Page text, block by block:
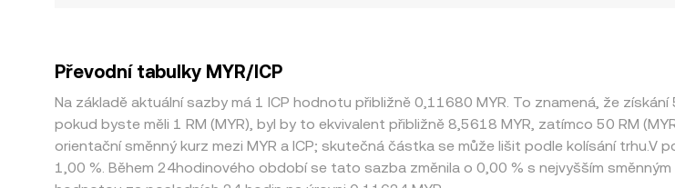
Převodní tabulky MYR/ICP
Na základě aktuální sazby má 1 ICP hodnotu přibližně 0,11680 MYR. To znamená, že
pokud byste měli 1 RM (MYR), byl by to ekvivalent přibližně 8,5618 MYR, zatímco 50 RM
orientační směnný kurz mezi MYR a ICP; skutečná částka se může lišit podle kolísání
1,00 %. Během 24hodinového období se tato sazba změnila o 0,00 % s nejvyšším